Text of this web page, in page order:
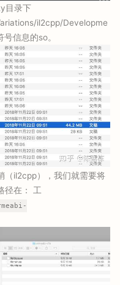
目录下
il2cpp/Developme
信息的so。
（il2cpp），我们就需要将
径在： 工